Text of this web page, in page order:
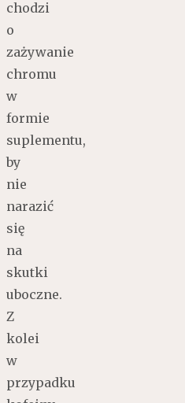
chodzi
o
zażywanie
chromu
w
formie
suplementu,
by
nie
narazić
się
na
skutki
uboczne.
Z
kolei
w
przypadku